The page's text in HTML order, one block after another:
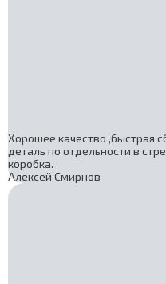
Хорошее качество ,быстрая
деталь по отдельности в
коробка.
Алексей Смирнов